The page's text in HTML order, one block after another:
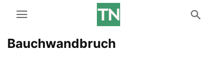
Bauchwandbruch